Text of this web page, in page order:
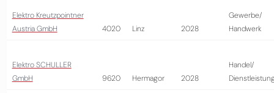
Elektro Kreutzpointner
Austria GmbH
4020 Linz 2028
Gewerbe/
Handwerk
Elektro SCHULLER
GmbH
9620 Hermagor 2028
Handel/